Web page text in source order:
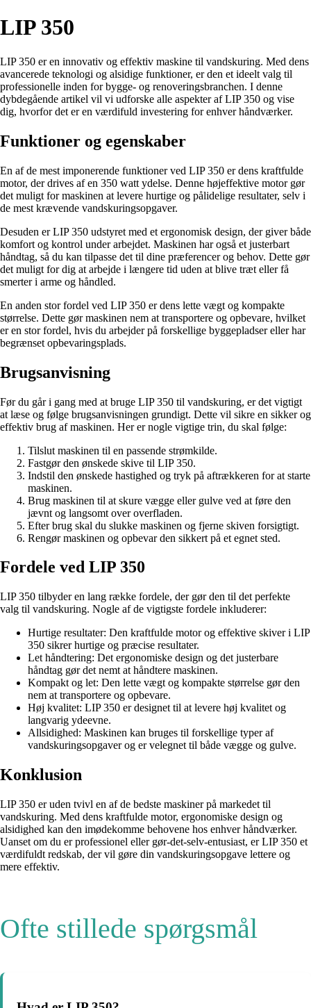
LIP 350
LIP 350 er en innovativ og effektiv maskine til vandskuring. Med dens
avancerede teknologi og alsidige funktioner, er den et ideelt valg til
professionelle inden for bygge- og renoveringsbranchen. I denne
dybdegående artikel vil vi udforske alle aspekter af LIP 350 og vise
dig, hvorfor det er en værdifuld investering for enhver håndværker.
Funktioner og egenskaber
En af de mest imponerende funktioner ved LIP 350 er dens kraftfulde
motor, der drives af en 350 watt ydelse. Denne højeffektive motor gør
det muligt for maskinen at levere hurtige og pålidelige resultater, selv i
de mest krævende vandskuringsopgaver.
Desuden er LIP 350 udstyret med et ergonomisk design, der giver både
komfort og kontrol under arbejdet. Maskinen har også et justerbart
håndtag, så du kan tilpasse det til dine præferencer og behov. Dette gør
det muligt for dig at arbejde i længere tid uden at blive træt eller få
smerter i arme og håndled.
En anden stor fordel ved LIP 350 er dens lette vægt og kompakte
størrelse. Dette gør maskinen nem at transportere og opbevare, hvilket
er en stor fordel, hvis du arbejder på forskellige byggepladser eller har
begrænset opbevaringsplads.
Brugsanvisning
Før du går i gang med at bruge LIP 350 til vandskuring, er det vigtigt
at læse og følge brugsanvisningen grundigt. Dette vil sikre en sikker og
effektiv brug af maskinen. Her er nogle vigtige trin, du skal følge:
Tilslut maskinen til en passende strømkilde.
Fastgør den ønskede skive til LIP 350.
Indstil den ønskede hastighed og tryk på aftrækkeren for at starte
maskinen.
Brug maskinen til at skure vægge eller gulve ved at føre den
jævnt og langsomt over overfladen.
Efter brug skal du slukke maskinen og fjerne skiven forsigtigt.
Rengør maskinen og opbevar den sikkert på et egnet sted.
Fordele ved LIP 350
LIP 350 tilbyder en lang række fordele, der gør den til det perfekte
valg til vandskuring. Nogle af de vigtigste fordele inkluderer:
Hurtige resultater: Den kraftfulde motor og effektive skiver i LIP
350 sikrer hurtige og præcise resultater.
Let håndtering: Det ergonomiske design og det justerbare
håndtag gør det nemt at håndtere maskinen.
Kompakt og let: Den lette vægt og kompakte størrelse gør den
nem at transportere og opbevare.
Høj kvalitet: LIP 350 er designet til at levere høj kvalitet og
langvarig ydeevne.
Allsidighed: Maskinen kan bruges til forskellige typer af
vandskuringsopgaver og er velegnet til både vægge og gulve.
Konklusion
LIP 350 er uden tvivl en af de bedste maskiner på markedet til
vandskuring. Med dens kraftfulde motor, ergonomiske design og
alsidighed kan den imødekomme behovene hos enhver håndværker.
Uanset om du er professionel eller gør-det-selv-entusiast, er LIP 350 et
værdifuldt redskab, der vil gøre din vandskuringsopgave lettere og
mere effektiv.
Ofte stillede spørgsmål